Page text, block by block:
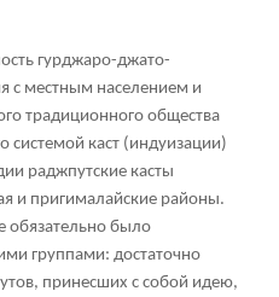
гурджаро-джато-
с местным населением и
традиционного общества
системой каст (индуизации)
раджпутские касты
и пригималайские районы.
обязательно было
группами: достаточно
принесших с собой идею,